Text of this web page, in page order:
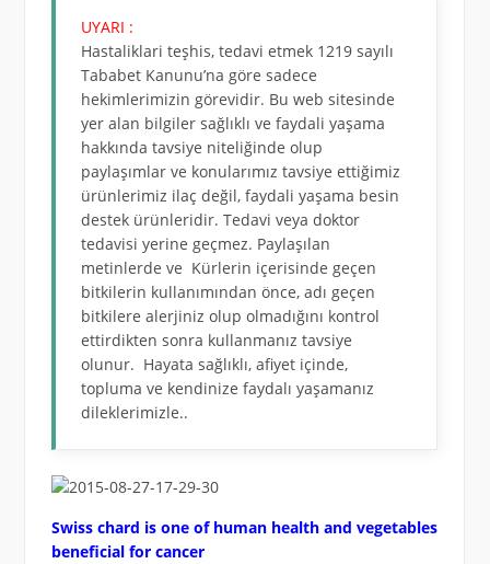
UYARI :
Hastaliklari teşhis, tedavi etmek 1219 sayılı
Tababet Kanunu’na göre sadece
hekimlerimizin görevidir. Bu web sitesinde
yer alan bilgiler sağlıklı ve faydali yaşama
hakkında tavsiye niteliğinde olup
paylaşımlar ve konularımız tavsiye ettiğimiz
ürünlerimiz ilaç değil, faydali yaşama besin
destek ürünleridir. Tedavi veya doktor
tedavisi yerine geçmez. Paylaşılan
metinlerde ve Kürlerin içerisinde geçen
bitkilerin kullanımından önce, adı geçen
bitkilere alerjiniz olup olmadığını kontrol
ettirdikten sonra kullanmanız tavsiye
olunur. Hayata sağlıklı, afiyet içinde,
topluma ve kendinize faydalı yaşamanız
dileklerimizle..
Swiss chard is one of human health and vegetables
beneficial for cancer